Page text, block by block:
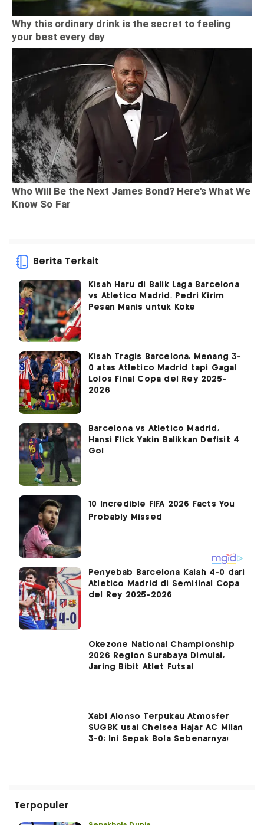
Berita Terkait
Kisah Haru di Balik Laga Barcelona
vs Atletico Madrid, Pedri Kirim
Pesan Manis untuk Koke
Kisah Tragis Barcelona, Menang 3-
0 atas Atletico Madrid tapi Gagal
Lolos Final Copa del Rey 2025-
2026
Barcelona vs Atletico Madrid,
Hansi Flick Yakin Balikkan Defisit 4
Gol
Penyebab Barcelona Kalah 4-0 dari
Atletico Madrid di Semifinal Copa
del Rey 2025-2026
Okezone National Championship
2026 Region Surabaya Dimulai,
Jaring Bibit Atlet Futsal
Xabi Alonso Terpukau Atmosfer
SUGBK usai Chelsea Hajar AC Milan
3-0: Ini Sepak Bola Sebenarnya!
Terpopuler